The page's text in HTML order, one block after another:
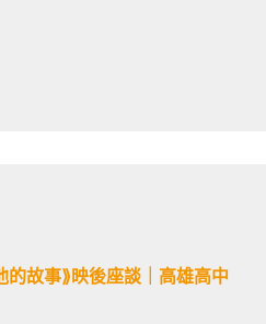
故事⟫映後座談｜高雄高中